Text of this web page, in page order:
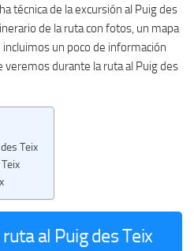
técnica de la excursión al Puig des
de la ruta con fotos, un mapa
un poco de información
durante la ruta al Puig des
Teix
al Puig des Teix